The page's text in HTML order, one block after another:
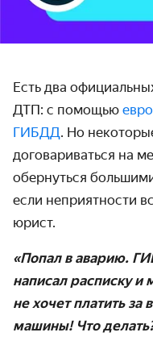
Есть два
ДТП: с помощью
ГИБДД. Но
договариваться на
обернуться
если неприятности
юрист.
«Попал в аварию.
написал расписку и
не хочет платить за
машины! Что